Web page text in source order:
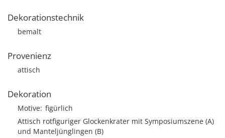
Dekorationstechnik
bemalt
Provenienz
attisch
Dekoration
Motive figürlich
Attisch rotfiguriger Glockenkrater mit Symposiumszene (A)
und Manteljünglingen (B)